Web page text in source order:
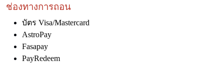
ช่องทางการถอน
บัตร Visa/Mastercard
AstroPay
Fasapay
PayRedeem